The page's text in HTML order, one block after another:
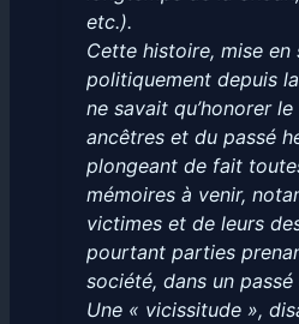
etc.).
Cette histoire, mise en
politiquement depuis
ne savait qu’honorer
ancêtres et du passé
plongeant de fait
mémoires à venir,
victimes et de leurs
pourtant parties
société, dans un
Une « vicissitude »,